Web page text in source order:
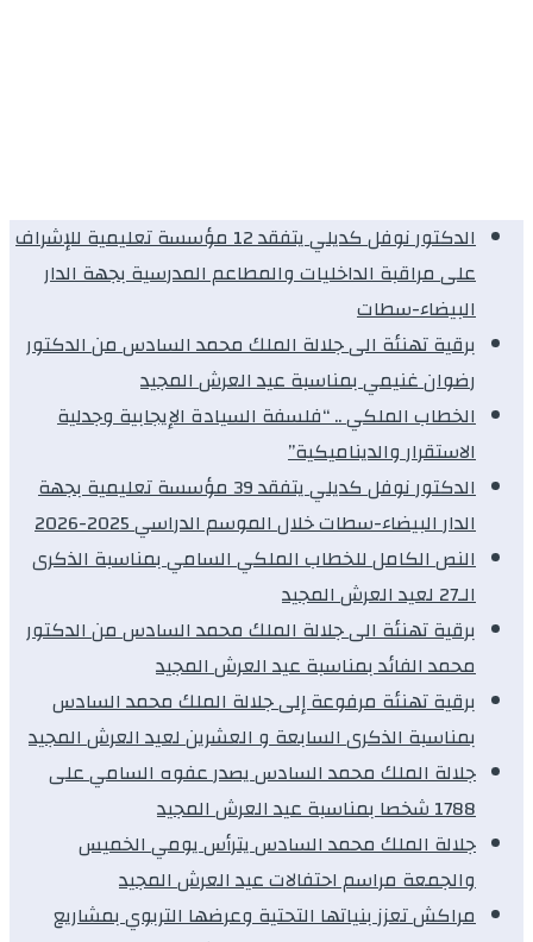
الدكتور نوفل كديلي يتفقد 12 مؤسسة تعليمية للإشراف
على مراقبة الداخليات والمطاعم المدرسية بجهة الدار
البيضاء-سطات
برقية تهنئة الى جلالة الملك محمد السادس من الدكتور
رضوان غنيمي بمناسبة عيد العرش المجيد
الخطاب الملكي .. “فلسفة السيادة الإيجابية وجدلية
الاستقرار والديناميكية”
الدكتور نوفل كديلي يتفقد 39 مؤسسة تعليمية بجهة
الدار البيضاء-سطات خلال الموسم الدراسي 2025-2026
النص الكامل للخطاب الملكي السامي بمناسبة الذكرى
الـ27 لعيد العرش المجيد
برقية تهنئة الى جلالة الملك محمد السادس من الدكتور
محمد الفائد بمناسبة عيد العرش المجيد
برقية تهنئة مرفوعة إلى جلالة الملك محمد السادس
بمناسبة الذكرى السابعة و العشرين لعيد العرش المجيد
جلالة الملك محمد السادس يصدر عفوه السامي على
1788 شخصا بمناسبة عيد العرش المجيد
جلالة الملك محمد السادس يترأس يومي الخميس
والجمعة مراسم احتفالات عيد العرش المجيد
مراكش تعزز بنياتها التحتية وعرضها التربوي بمشاريع